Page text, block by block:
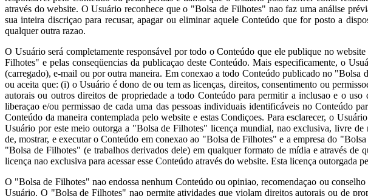
através do website. O Usuário reconhece que o "Bolsa de Filhotes" nao faz uma análise
sua inteira discriçao para recusar, apagar ou eliminar aquele Conteúdo que for posto a
qualquer outra razao.
O Usuário será completamente responsável por todo o Conteúdo que ele publique no
Filhotes" e pelas conseqüencias da publicaçao deste Conteúdo. Mais especificamente, o
(carregado), e-mail ou por outra maneira. Em conexao a todo Conteúdo publicado no
ou aceita que: (i) o Usuário é dono de ou tem as licenças, direitos, consentimento ou
autorais ou outros direitos de propriedade a todo Conteúdo para permitir a inclusao e o
liberaçao e/ou permissao de cada uma das pessoas individuais identificáveis no Conteúdo
Conteúdo da maneira contemplada pelo website e estas Condiçoes. Para esclarecer, o
Usuário por este meio outorga a "Bolsa de Filhotes" licença mundial, nao exclusiva, livre
de, mostrar, e executar o Conteúdo em conexao ao "Bolsa de Filhotes" e a empresa do
"Bolsa de Filhotes" (e trabalhos derivados dele) em qualquer formato de mídia e através
licença nao exclusiva para acessar esse Conteúdo através do website. Esta licença
O "Bolsa de Filhotes" nao endossa nenhum Conteúdo ou opiniao, recomendaçao ou
Usuário. O "Bolsa de Filhotes" nao permite atividades que violam direitos autorais ou de